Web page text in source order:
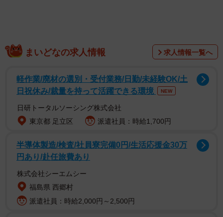
まいどなの求人情報 求人情報一覧へ
軽作業/廃材の選別・受付業務/日勤/未経験OK/土
日祝休み/裁量を持って活躍できる環境
NEW
日研トータルソーシング株式会社
東京都 足立区
派遣社員：時給1,700円
半導体製造/検査/社員寮完備0円/生活応援金30万
円あり/赴任旅費あり
株式会社シーエムシー
福島県 西郷村
派遣社員：時給2,000円～2,500円